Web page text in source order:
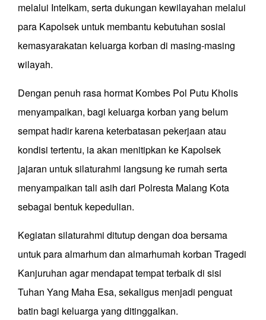
melalui Intelkam, serta dukungan kewilayahan melalui
para Kapolsek untuk membantu kebutuhan sosial
kemasyarakatan keluarga korban di masing-masing
wilayah.
Dengan penuh rasa hormat Kombes Pol Putu Kholis
menyampaikan, bagi keluarga korban yang belum
sempat hadir karena keterbatasan pekerjaan atau
kondisi tertentu, ia akan menitipkan ke Kapolsek
jajaran untuk silaturahmi langsung ke rumah serta
menyampaikan tali asih dari Polresta Malang Kota
sebagai bentuk kepedulian.
Kegiatan silaturahmi ditutup dengan doa bersama
untuk para almarhum dan almarhumah korban Tragedi
Kanjuruhan agar mendapat tempat terbaik di sisi
Tuhan Yang Maha Esa, sekaligus menjadi penguat
batin bagi keluarga yang ditinggalkan.